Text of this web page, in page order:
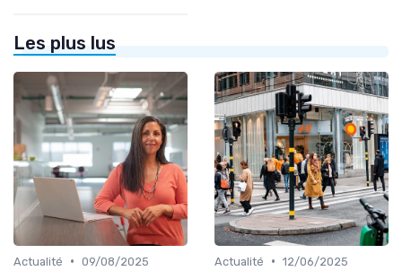
Les plus lus
Actualité • 09/08/2025
Actualité • 12/06/2025